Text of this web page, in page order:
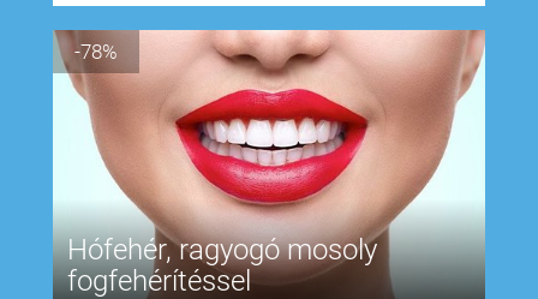
-78%
Hófehér, ragyogó mosoly
fogfehérítéssel